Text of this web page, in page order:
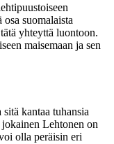
suomalaista
yhteyttä luontoon.
maisemaan ja sen
kantaa tuhansia
Lehtonen on
olla peräisin eri